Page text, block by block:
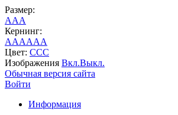
Размер:
AAA
Кернинг:
AAAAAA
Цвет: CCC
Изображения Вкл.Выкл.
Обычная версия сайта
Войти
Информация